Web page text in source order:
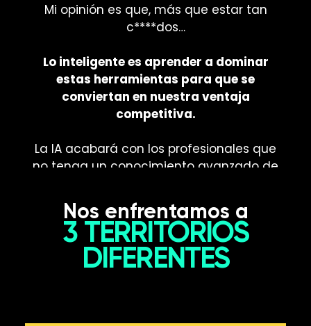
Mi opinión es que, más que estar tan
c****dos…
Lo inteligente es aprender a dominar
estas herramientas para que se
conviertan en nuestra ventaja
competitiva.
La IA acabará con los profesionales que
no tenga un conocimiento avanzado de
Nos enfrentamos a
3 TERRITORIOS
DIFERENTES